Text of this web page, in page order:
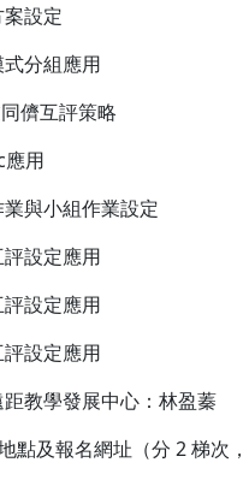
設定
組應用
儕互評策略
用
小組作業設定
定應用
定應用
定應用
教學發展中心：林盈蓁
及報名網址（分 2 梯次